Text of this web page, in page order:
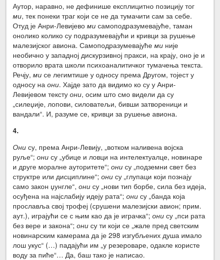
Аутор, наравно, не дефинише експлицитно позицију тог
ми, тек понеки траг који се не да тумачити сам за себе.
Отуд је Анри-Левијевоми самоподразумевајуће, таман
онолико колико су подразумевајући и кривци за рушење
малезијског авиона. Самоподразумевајућеми није
необично у западној дискурзивној пракси, на крају, оно је и
отворило врата школи психоаналитичког тумачења текста.
Речју,ми се легимтише у односу према Другом, тојест у
односу наони. Хајде зато да видимо ко су у Анри-
Левијевом текстуони, осим што смо видели да су
„силеџије, лопови, силоватељи, бивши затвореници и
вандали“. И, разуме се, кривци за рушење авиона.
4.
Они су, према Анри-Левију, „вотком наливена војска
руље“;они су „убице и ловци на интелектуалце, новинаре
и друге моралне ауторитете“;они су „подземни свет без
структре или дисциплине“;они су „глупаци који познају
само закон џунгле“,они су „нови тип борбе, сила без идеја,
осуђена на најслабију идеју рата“;они су „банда која
прославља свој трофеј (срушени малезијски авион; прим.
аут.), играјући се с њим као да је играчка“;они су „пси рата
без вере и закона“;они су ти који се „жале пред светским
новинарским камерама да је 298 изгубљених душа имало
лош укус“ (…) падајући им „у резероваре, одакле користе
воду за пиће“… Да, баш тако је написао.